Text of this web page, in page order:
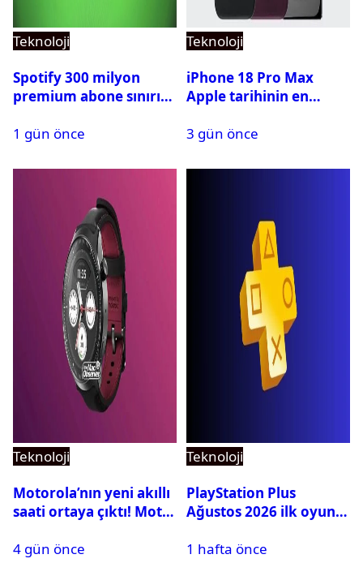
Teknoloji
Spotify 300 milyon
premium abone sınırını
1 gün önce
Teknoloji
iPhone 18 Pro Max
Apple tarihinin en
3 gün önce
Teknoloji
Motorola’nın yeni akıllı
saati ortaya çıktı! Moto
görüntülendi
4 gün önce
Teknoloji
PlayStation Plus
Ağustos 2026 ilk oyunu
1 hafta önce